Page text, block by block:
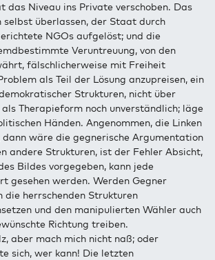
das Niveau ins Private verschoben. Das
selbst überlassen, der Staat durch
NGOs aufgelöst; und die
Veruntreuung, von den
fälschlicherweise mit Freiheit
als Teil der Lösung anzupreisen, ein
Strukturen, nicht über
Therapieform noch unverständlich; läge
Händen. Angenommen, die Linken
dann wäre die gegnerische Argumentation
andere Strukturen, ist der Fehler Absicht,
Bildes vorgegeben, kann jede
gesehen werden. Werden Gegner
die herrschenden Strukturen
und den manipulierten Wähler auch
Richtung treiben.
aber mach mich nicht naß; oder
sich, wer kann! Die letzten